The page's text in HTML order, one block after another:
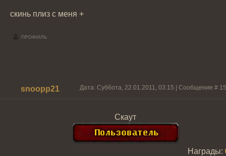
скинь плиз с меня +
snoopp21 Дата: Суббота, 22.01.2011, 03:15 | Сообщение #
Скаут
Награды: